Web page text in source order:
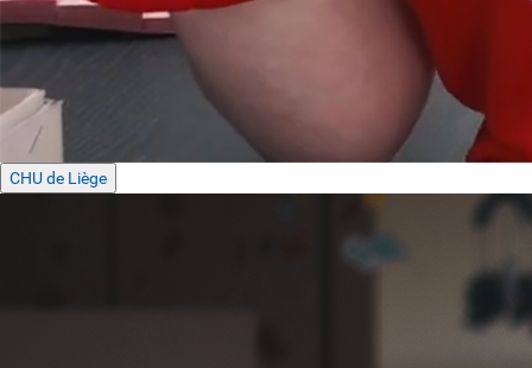
CHU de Liège